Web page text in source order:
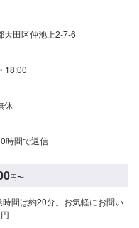
大田区仲池上2-7-6
18:00
休
時間で返信
円〜
間は約20分。お気軽にお問い